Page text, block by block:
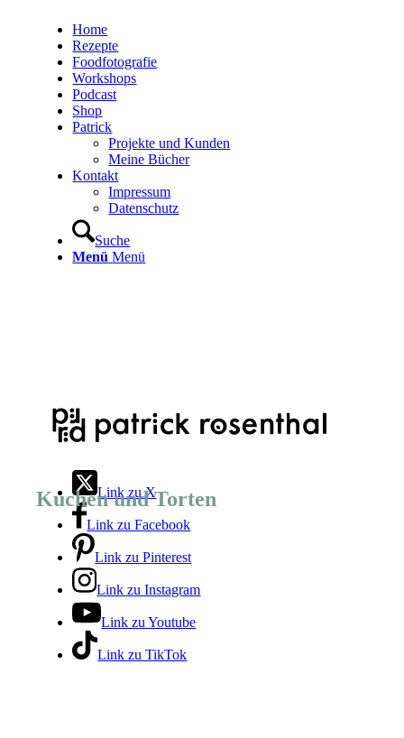
Home
Rezepte
Foodfotografie
Workshops
Podcast
Shop
Patrick
Projekte und Kunden
Meine Bücher
Kontakt
Impressum
Datenschutz
Suche
Menü Menü
Link zu X
Link zu Facebook
Link zu Pinterest
Link zu Instagram
Link zu Youtube
Link zu TikTok
Kuchen und Torten